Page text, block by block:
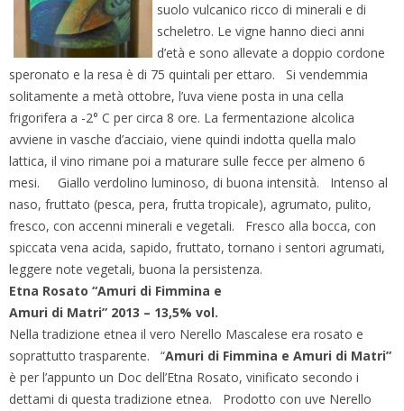
suolo vulcanico ricco di minerali e di
scheletro. Le vigne hanno dieci anni
d’età e sono allevate a doppio cordone
speronato e la resa è di 75 quintali per ettaro. Si vendemmia
solitamente a metà ottobre, l’uva viene posta in una cella
frigorifera a -2° C per circa 8 ore. La fermentazione alcolica
avviene in vasche d’acciaio, viene quindi indotta quella malo
lattica, il vino rimane poi a maturare sulle fecce per almeno 6
mesi. Giallo verdolino luminoso, di buona intensità. Intenso al
naso, fruttato (pesca, pera, frutta tropicale), agrumato, pulito,
fresco, con accenni minerali e vegetali. Fresco alla bocca, con
spiccata vena acida, sapido, fruttato, tornano i sentori agrumati,
leggere note vegetali, buona la persistenza.
Etna Rosato “Amuri di Fimmina e
Amuri di Matri” 2013 – 13,5% vol.
Nella tradizione etnea il vero Nerello Mascalese era rosato e
soprattutto trasparente. “Amuri di Fimmina e Amuri di Matri”
è per l’appunto un Doc dell’Etna Rosato, vinificato secondo i
dettami di questa tradizione etnea. Prodotto con uve Nerello